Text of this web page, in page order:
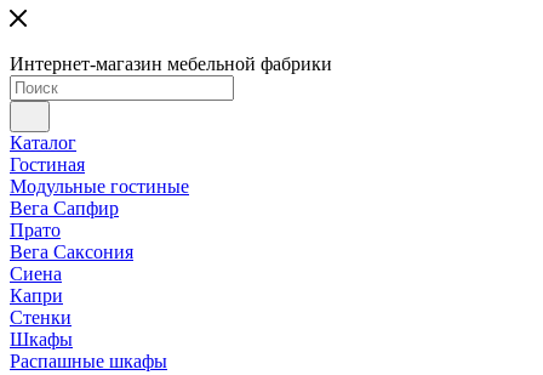
Интернет-магазин мебельной фабрики
Каталог
Гостиная
Модульные гостиные
Вега Сапфир
Прато
Вега Саксония
Сиена
Капри
Стенки
Шкафы
Распашные шкафы